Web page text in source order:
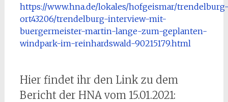
https://www.hna.de/lokales/hofgeismar/
ort43206/trendelburg-interview-mit-
buergermeister-martin-lange-zum-geplanten-
windpark-im-reinhardswald-90215179.html
Hier findet ihr den Link zu dem
Bericht der HNA vom 15.01.2021: